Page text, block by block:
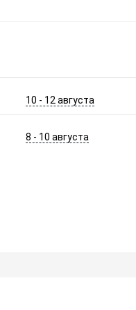
10 - 12 августа
8 - 10 августа